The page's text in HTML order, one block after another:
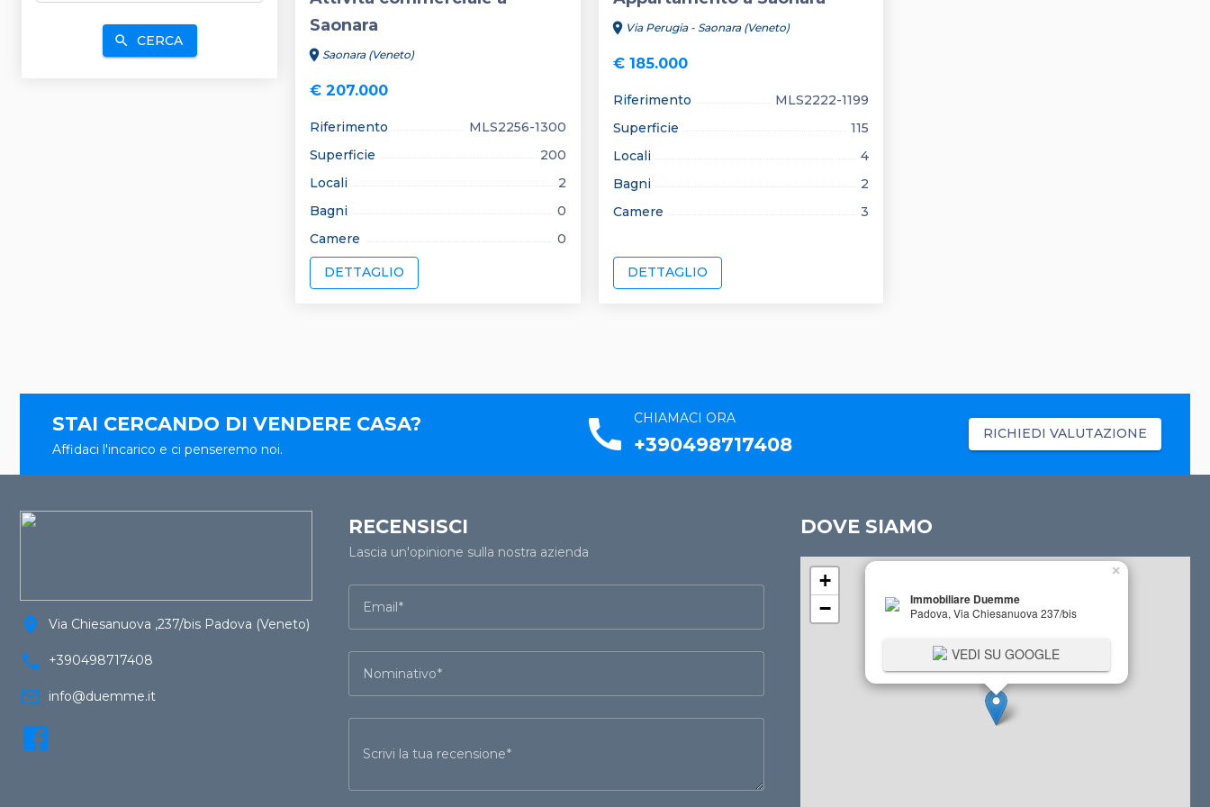
search CERCA
Saonara
location_on Saonara (Veneto)
€ 207.000
Riferimento
MLS2256-1300
Superficie
200
Locali
2
Bagni
0
Camere
0
DETTAGLIO
location_on Via Perugia - Saonara (Veneto)
€ 185.000
Riferimento
MLS2222-1199
Superficie
115
Locali
4
Bagni
2
Camere
3
DETTAGLIO
STAI CERCANDO DI VENDERE CASA?
Affidaci l'incarico e ci penseremo noi. call CHIAMACI ORA
+390498717408 RICHIEDI VALUTAZIONE
location_on Via Chiesanuova ,237/bis Padova (Veneto)
call +390498717408
mail_outline info@duemme.it
RECENSISCI
Lascia un'opinione sulla nostra azienda
Email
Nominativo
Scrivi la tua recensione
DOVE SIAMO
Immobiliare Duemme
Padova, Via Chiesanuova 237/bis
VEDI SU GOOGLE
×
+
−